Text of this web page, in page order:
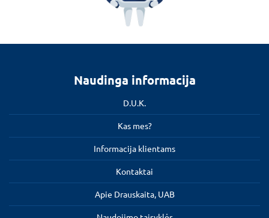
Naudinga informacija
D.U.K.
Kas mes?
Informacija klientams
Kontaktai
Apie Drauskaita, UAB